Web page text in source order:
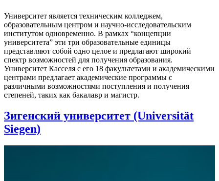
Университет является техническим колледжем,
образовательным центром и научно-исследовательским
институтом одновременно. В рамках “концепции
университета” эти три образовательные единицы
представляют собой одно целое и предлагают широкий
спектр возможностей для получения образования.
Университет Касселя с его 18 факультетами и академическими
центрами предлагает академические программы с
различными возможностями поступления и получения
степеней, таких как бакалавр и магистр.
Зигенский университет (Universität
Siegen)